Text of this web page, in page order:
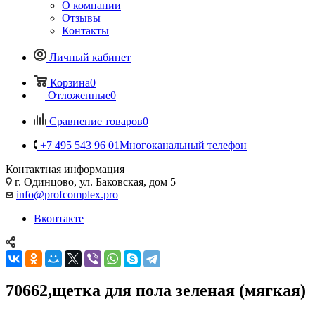
О компании
Отзывы
Контакты
Личный кабинет
Корзина0
Отложенные0
Сравнение товаров0
+7 495 543 96 01Многоканальный телефон
Контактная информация
г. Одинцово, ул. Баковская, дом 5
info@profcomplex.pro
Вконтакте
70662,щетка для пола зеленая (мягкая)